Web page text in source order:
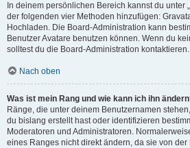
In deinem persönlichen Bereich kannst du unter
der folgenden vier Methoden hinzufügen:
Hochladen. Die Board-Administration kann
Benutzer Avatare benutzen können. Wenn du
solltest du die Board-Administration kontaktieren.
Nach oben
Was ist mein Rang und wie kann ich ihn
Ränge, die unter deinem Benutzernamen
du bislang erstellt hast oder identifizieren
Moderatoren und Administratoren.
eines Ranges nicht direkt ändern, da sie von